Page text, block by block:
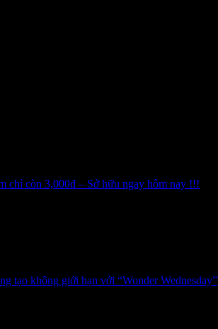
chỉ còn 3,000đ – Sở hữu ngay hôm nay !!!
tạo không giới hạn với “Wonder Wednesday”